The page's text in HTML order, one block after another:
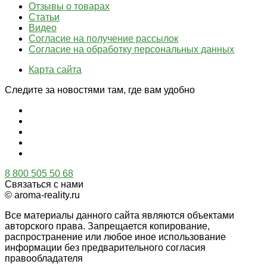
Отзывы о товарах
Статьи
Видео
Согласие на получение рассылок
Согласие на обработку персональных данных
Карта сайта
Следите за новостями там, где вам удобно
8 800 505 50 68
Связаться с нами
© aroma-reality.ru
Все материалы данного сайта являются объектами
авторского права. Запрещается копирование,
распространение или любое иное использование
информации без предварительного согласия
правообладателя